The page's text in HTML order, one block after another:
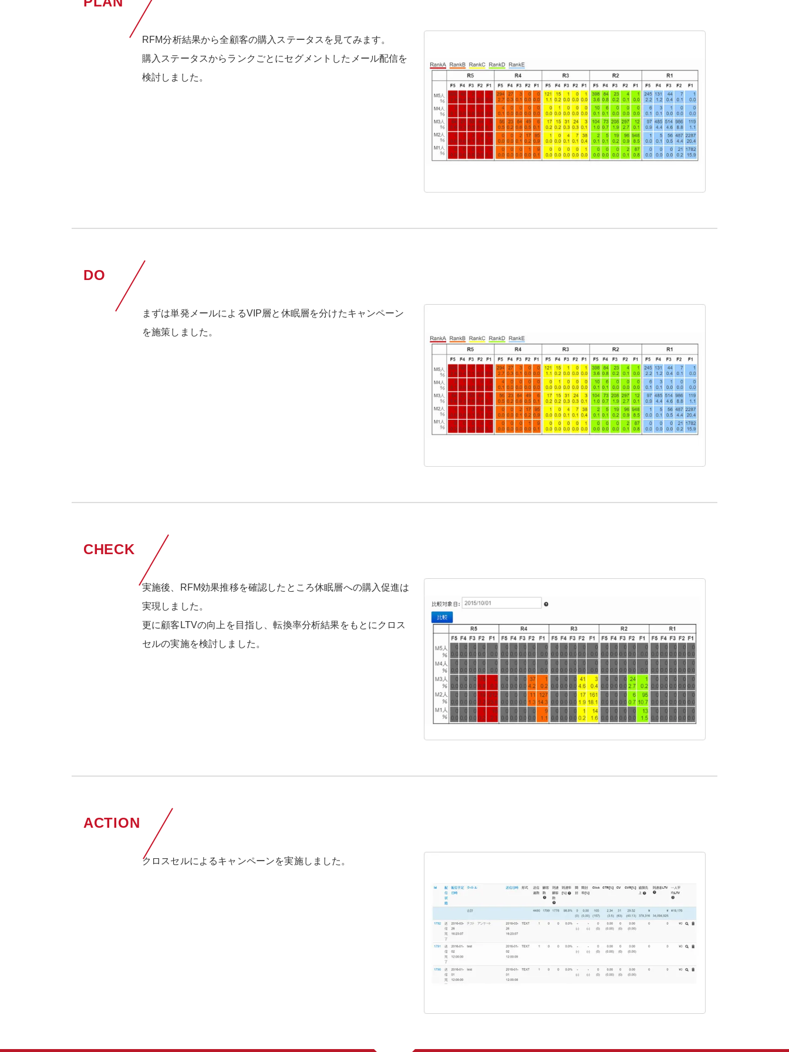
RFM分析結果から全顧客の購入ステータスを見てみます。
購入ステータスからランクごとにセグメントしたメール配信を
検討しました。
DO
まずは単発メールによるVIP層と休眠層を分けたキャンペーン
を施策しました。
CHECK
実施後、RFM効果推移を確認したところ休眠層への購入促進は
実現しました。
更に顧客LTVの向上を目指し、転換率分析結果をもとにクロス
セルの実施を検討しました。
ACTION
クロスセルによるキャンペーンを実施しました。